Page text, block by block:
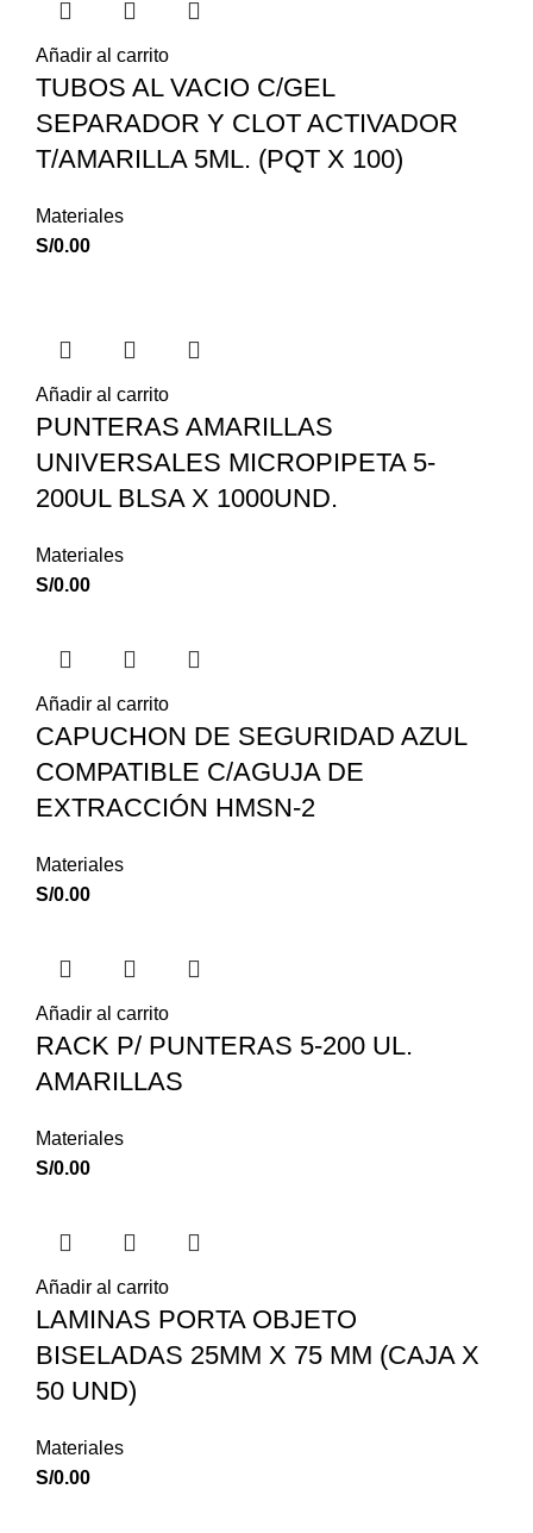
Añadir al carrito
TUBOS AL VACIO C/GEL
SEPARADOR Y CLOT ACTIVADOR
T/AMARILLA 5ML. (PQT X 100)
Materiales
S/0.00
Añadir al carrito
PUNTERAS AMARILLAS
UNIVERSALES MICROPIPETA 5-
200UL BLSA X 1000UND.
Materiales
S/0.00
Añadir al carrito
CAPUCHON DE SEGURIDAD AZUL
COMPATIBLE C/AGUJA DE
EXTRACCIÓN HMSN-2
Materiales
S/0.00
Añadir al carrito
RACK P/ PUNTERAS 5-200 UL.
AMARILLAS
Materiales
S/0.00
Añadir al carrito
LAMINAS PORTA OBJETO
BISELADAS 25MM X 75 MM (CAJA X
50 UND)
Materiales
S/0.00